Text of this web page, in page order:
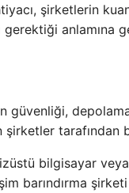
şirketlerin
anlamına
güvenliği,
tarafından
bilgisayar
barındırma